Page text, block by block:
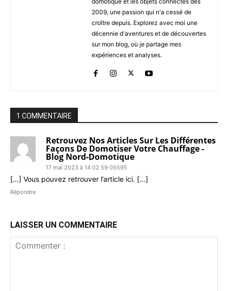
2009, une passion qui n'a cessé de
croître depuis. Explorez avec moi une
décennie d'aventures et de découvertes
sur mon blog, où je partage mes
expériences et analyses.
1 COMMENTAIRE
Retrouvez Nos Articles Sur Les Différentes
Façons De Domotiser Votre Chauffage -
Blog Nord-Domotique
17 mai 2023 à 14 02 59 05595
[…] Vous pouvez retrouver l’article ici. […]
Répondre
LAISSER UN COMMENTAIRE